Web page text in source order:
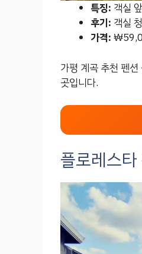
특징: 객실
후기: 객실
가격:
가평 계곡 추천 펜
곳입니다.
플로레스타